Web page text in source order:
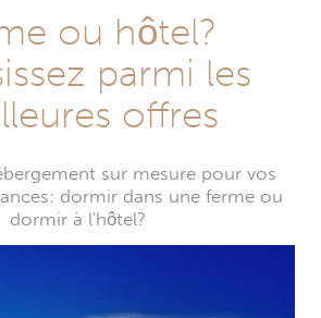
ou hôtel?
parmi les
offres
sur mesure pour vos
dormir dans une ferme ou
dormir à l'hôtel?